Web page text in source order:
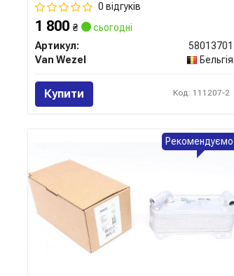
0 відгуків
1 800 ₴
сьогодні
Артикул:
58013701
Van Wezel
Бельгія
Купити Код: 111207-2
Рекомендуємо